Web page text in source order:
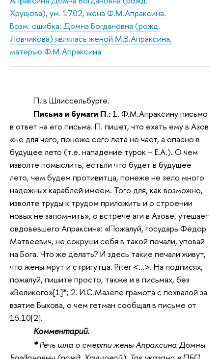
Хрущова), ум. 1702, жена Ф.М.Апраксина.
Возм. ошибка: Домна Богдановна (рожд.
Ловчикова) являлась женой М.В.Апраксина,
матерью Ф.М.Апраксина
П. в Шлиссельбурге.
Письма и бумаги П.:1. Ф.М.Апраксину письмо
в ответ на его письма. П. пишет, что ехать ему в Азов
«не для чего, понеже сего лета не чает, а опасно в
будущее лето (т.е. нападение турок – Е.А.). О чем
изволте помыслить, естьли что будет в будущее
лето, чем будем противитца, понеже не зело много
надежных караблей имеем. Того для, как возможно,
изволте труды к трудом приложить и о строении
новых не запомнить», о встрече аги в Азове, утешает
овдовевшего Апраксина: «Пожалуй, государь Федор
Матвеевич, не сокруши себя в такой печали, уповай
на Бога. Что же делать? И здесь такие печали живут,
что жены мрут и стригутца. Piter <…>. На подписях,
пожалуй, пишите просто, также и в письмах, без
«Великого»[1]*; 2. И.С.Мазепе грамота с похвалой за
взятие Быхова, о чем гетман сообщал в письме от
15.10[2].
Комментарий.
* Речь шла о смерти жены Апраксина Домны